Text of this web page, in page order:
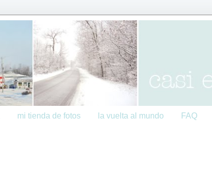
mi tienda de fotos la vuelta al mundo FAQ